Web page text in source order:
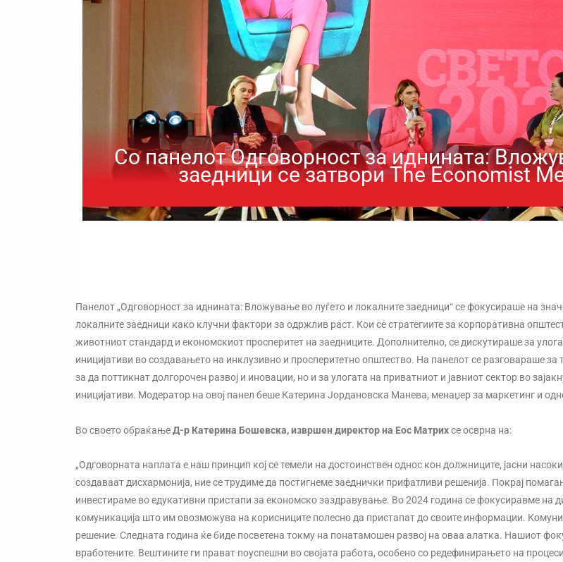
Со панелот Одговорност за иднината:
заедници се затвори The Economist
Панелот „Одговорност за иднината: Вложување во луѓето и локалните заедници“ се фокусираше на
локалните заедници како клучни фактори за одржлив раст. Кои се стратегиите за корпоративна
животниот стандард и економскиот просперитет на заедниците. Дополнително, се дискутираше за
иницијативи во создавањето на инклузивно и просперитетно општество. На панелот се разговараше
за да поттикнат долгорочен развој и иновации, но и за улогата на приватниот и јавниот сектор во
иницијативи. Модератор на овој панел беше Катерина Јордановска Манева, менаџер за маркетинг и
Во своето обраќањеД-р Катерина Бошевска, извршен директор на Еос Матрихсе осврна на:
„Одговорната наплата е наш принцип кој се темели на достоинствен однос кон должниците, јасни
создаваат дисхармонија, ние се трудиме да постигнеме заеднички прифатливи решенија. Покрај
инвестираме во едукативни пристапи за економско заздравување. Во 2024 година се фокусиравме на
комуникација што им овозможува на корисниците полесно да пристапат до своите информации.
решение. Следната година ќе биде посветена токму на понатамошен развој на оваа алатка. Нашиот
вработените. Вештините ги прават поуспешни во својата работа, особено со редефинирањето на